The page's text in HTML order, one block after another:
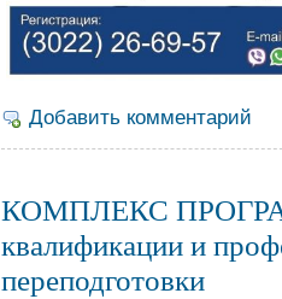
Добавить комментарий
КОМПЛЕКС
квалификации и
переподготовки